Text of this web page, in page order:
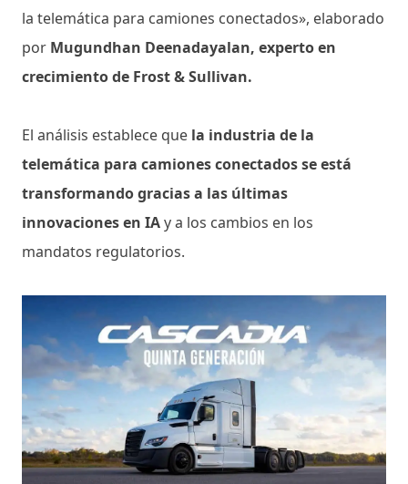
la telemática para camiones conectados», elaborado
por Mugundhan Deenadayalan, experto en
crecimiento de Frost & Sullivan.
El análisis establece que la industria de la
telemática para camiones conectados se está
transformando gracias a las últimas
innovaciones en IAy a los cambios en los
mandatos regulatorios.